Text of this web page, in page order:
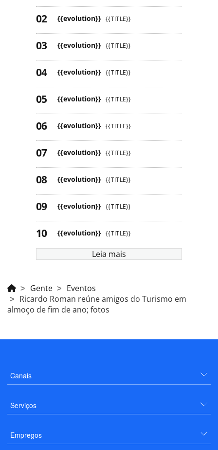
{{evolution}} {{TITLE}}
{{evolution}} {{TITLE}}
{{evolution}} {{TITLE}}
{{evolution}} {{TITLE}}
{{evolution}} {{TITLE}}
{{evolution}} {{TITLE}}
{{evolution}} {{TITLE}}
{{evolution}} {{TITLE}}
{{evolution}} {{TITLE}}
Leia mais
Gente
Eventos
Ricardo Roman reúne amigos do Turismo em
almoço de fim de ano; fotos
Canais
Serviços
Empregos